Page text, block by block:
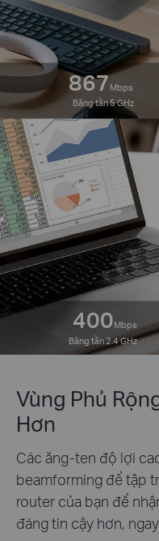
867Mbps
Băng tần 5 GHz
400Mbps
Băng tần 2.4 GHz
Vùng Phủ
Hơn
Các ăng-ten độ lợi
beamforming để tập
router của bạn để
đáng tin cậy hơn,